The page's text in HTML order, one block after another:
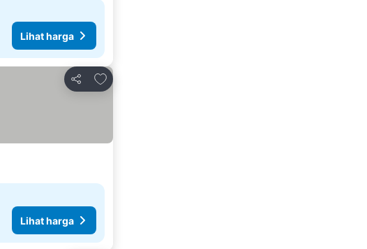
Lihat harga
Bagikan
Tambahkan ke favorit
Lihat harga